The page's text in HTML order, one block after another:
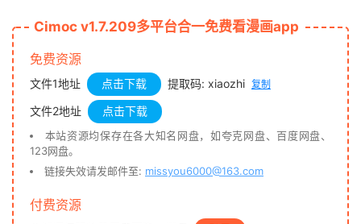
Cimoc v1.7.209多平台合一免费看漫画app
免费资源
文件1地址 点击下载 提取码: xiaozhi 复制
文件2地址 点击下载
本站资源均保存在各大知名网盘，如夸克网盘、百度网盘、
123网盘。
链接失效请发邮件至: missyou6000@163.com
付费资源